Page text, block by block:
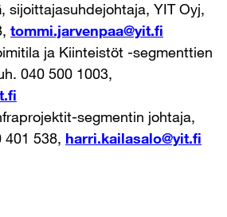
, sijoittajasuhdejohtaja, YIT Oyj,
tommi.jarvenpaa@yit.fi
ja Kiinteistöt -segmenttien
040 500 1003,
segmentin johtaja,
401 538, harri.kailasalo@yit.fi